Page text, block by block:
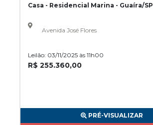
Casa - Residencial Marina - Guaíra/SP
Avenida José Flores
Leilão: 03/11/2025 às 11h00
R$ 255.360,00
PRÉ-VISUALIZAR